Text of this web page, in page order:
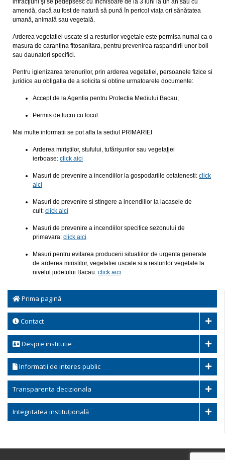
Prima pagină
Contact
Despre institutie
Informatii de interes public
Transparenta decizionala
Integritatea instituțională
infracţiuni şi se pedepsesc cu închisoare de la 3 luni la un an sau cu
amendă, dacă au fost de natură să pună în pericol viaţa ori sănătatea
umană, animală sau vegetală.
Arderea vegetatiei uscate si a resturilor vegetale este permisa numai ca o
masura de carantina fitosanitara, pentru prevenirea raspandirii unor boli
sau daunatori specifici.
Pentru igienizarea terenurilor, prin arderea vegetatiei, persoanele fizice si
juridice au obligatia de a solicita si obtine urmatoarele documente:
Accept de la Agentia pentru Protectia Mediului Bacau;
Permis de lucru cu focul.
Mai multe informatii se pot afla la sediul PRIMARIEI
Arderea miriştilor, stufului, tufărişurilor sau vegetaţiei
ierboase: click aici
Masuri de prevenire a incendiilor la gospodariile cetatenesti: click
aici
Masuri de prevenire si stingere a incendiilor la lacasele de
cult: click aici
Masuri de prevenire a incendiilor specifice sezonului de
primavara: click aici
Masuri pentru evitarea producerii situatiilor de urgenta generate
de arderea miristilor, vegetatiei uscate si a resturilor vegetale la
nivelul judetului Bacau: click aici